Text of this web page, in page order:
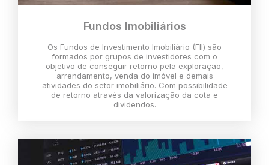
Fundos Imobiliários
Os Fundos de Investimento Imobiliário (FII) são
formados por grupos de investidores com o
objetivo de conseguir retorno pela exploração,
arrendamento, venda do imóvel e demais
atividades do setor imobiliário. Com possibilidade
de retorno através da valorização da cota e
dividendos.